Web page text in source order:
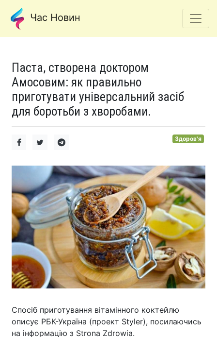
Час Новин
Паста, створена доктором
Амосовим: як правильно
приготувати універсальний засіб
для боротьби з хворобами.
Здоров'я
Спосіб приготування вітамінного коктейлю
описує РБК-Україна (проект Styler), посилаючись
на інформацію з Strona Zdrowia.